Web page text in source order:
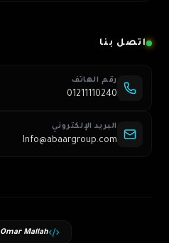
اتصل بنا
رقم الهاتف
01211110240
البريد الإلكتروني
Info@abaargroup.com
Omar Mallah